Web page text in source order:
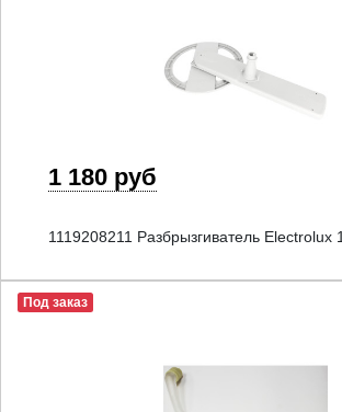
1 180 руб
1119208211 Разбрызгиватель Electrolux
Под заказ